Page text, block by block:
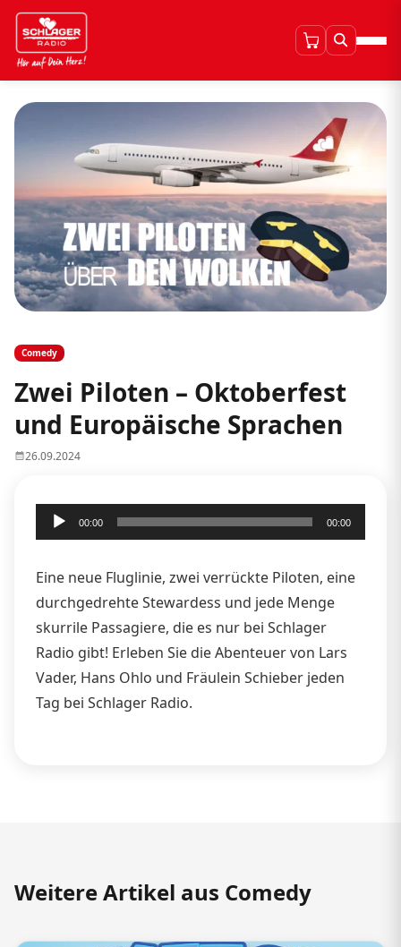
Comedy
Zwei Piloten – Oktoberfest
und Europäische Sprachen
26.09.2024
Audio-
Player
00:00 00:00
Eine neue Fluglinie, zwei verrückte Piloten, eine
durchgedrehte Stewardess und jede Menge
skurrile Passagiere, die es nur bei Schlager
Radio gibt! Erleben Sie die Abenteuer von Lars
Vader, Hans Ohlo und Fräulein Schieber jeden
Tag bei Schlager Radio.
Weitere Artikel aus Comedy